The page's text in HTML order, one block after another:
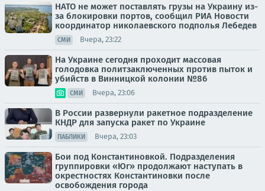
НАТО не может поставлять грузы на Украину из-
за блокировки портов, сообщил РИА Новости
координатор николаевского подполья Лебедев
СМИ Вчера, 23:22
На Украине сегодня проходит массовая
голодовка политзаключенных против пыток и
убийств в Винницкой колонии №86
СМИ Вчера, 23:06
В России развернули ракетное подразделение
КНДР для запуска ракет по Украине
ПАБЛИКИ Вчера, 23:03
Бои под Константиновкой. Подразделения
группировки «Юг» продолжают наступать в
окрестностях Константиновки после
освобождения города